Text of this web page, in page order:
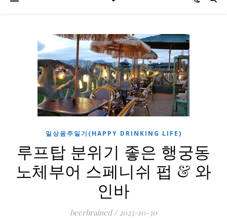
일상음주일기(HAPPY DRINKING LIFE)
루프탑 분위기 좋은 행궁동
노체부어 스페니쉬 펍 & 와
인바
beerbrained / 2023-10-30